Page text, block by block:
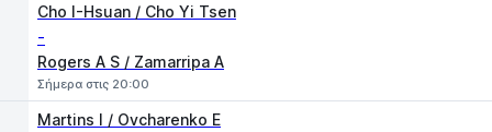
Cho I-Hsuan / Cho Yi Tsen
-
Rogers A S / Zamarripa A
Σήμερα στις 20:00
Martins I / Ovcharenko E